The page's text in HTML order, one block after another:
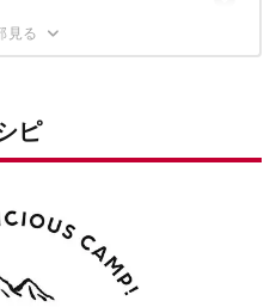
て作る「うまみたっぷり
肉としいたけのアヒージ
ピ